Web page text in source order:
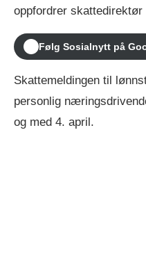
oppfordrer
Følg Sosialnytt på
Skattemeldingen til
personlig
og med 4. april.